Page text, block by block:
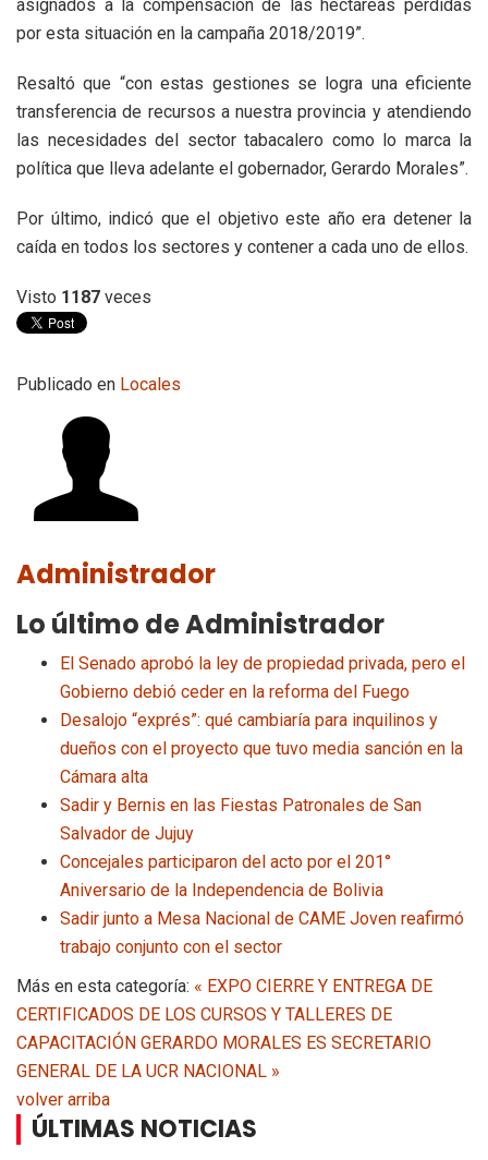
asignados a la compensación de las hectáreas perdidas
por esta situación en la campaña 2018/2019”.
Resaltó que “con estas gestiones se logra una eficiente
transferencia de recursos a nuestra provincia y atendiendo
las necesidades del sector tabacalero como lo marca la
política que lleva adelante el gobernador, Gerardo Morales”.
Por último, indicó que el objetivo este año era detener la
caída en todos los sectores y contener a cada uno de ellos.
Visto 1187 veces
Publicado en Locales
Administrador
Lo último de Administrador
El Senado aprobó la ley de propiedad privada, pero el
Gobierno debió ceder en la reforma del Fuego
Desalojo “exprés”: qué cambiaría para inquilinos y
dueños con el proyecto que tuvo media sanción en la
Cámara alta
Sadir y Bernis en las Fiestas Patronales de San
Salvador de Jujuy
Concejales participaron del acto por el 201°
Aniversario de la Independencia de Bolivia
Sadir junto a Mesa Nacional de CAME Joven reafirmó
trabajo conjunto con el sector
Más en esta categoría: « EXPO CIERRE Y ENTREGA DE
CERTIFICADOS DE LOS CURSOS Y TALLERES DE
CAPACITACIÓN GERARDO MORALES ES SECRETARIO
GENERAL DE LA UCR NACIONAL »
volver arriba
ÚLTIMAS NOTICIAS